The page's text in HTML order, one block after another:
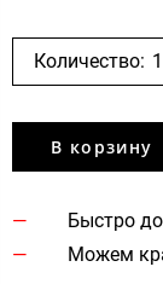
Количество:
В корзину
Быстро
Можем